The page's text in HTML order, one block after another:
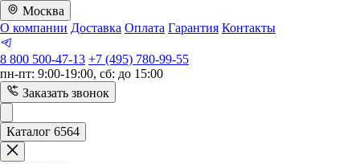
Москва
О компании Доставка Оплата Гарантия Контакты
8 800 500-47-13 +7 (495) 780-99-55
пн-пт: 9:00-19:00, сб: до 15:00
Заказать звонок
Каталог 6564